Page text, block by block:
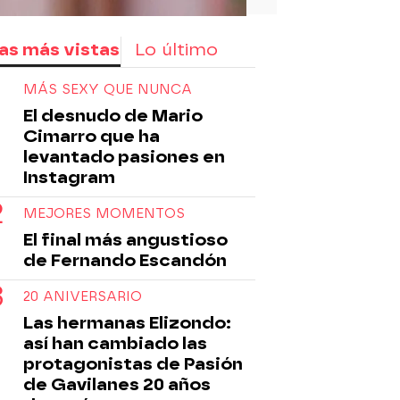
más vistas Lo último
MÁS SEXY QUE NUNCA
El desnudo de Mario
Cimarro que ha
levantado pasiones en
Instagram
MEJORES MOMENTOS
El final más angustioso
de Fernando Escandón
20 ANIVERSARIO
Las hermanas Elizondo:
así han cambiado las
protagonistas de Pasión
de Gavilanes 20 años